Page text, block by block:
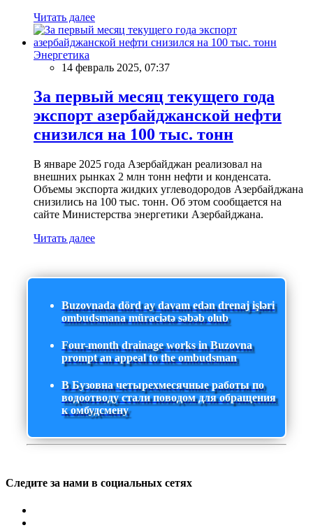
Читать далее
Энергетика
14 февраль 2025, 07:37
За первый месяц текущего года
экспорт азербайджанской нефти
снизился на 100 тыс. тонн
В январе 2025 года Азербайджан реализовал на
внешних рынках 2 млн тонн нефти и конденсата.
Объемы экспорта жидких углеводородов Азербайджана
снизились на 100 тыс. тонн. Об этом сообщается на
сайте Министерства энергетики Азербайджана.
Читать далее
Buzovnada dörd ay davam edən drenaj işləri
ombudsmana müraciətə səbəb olub
Four-month drainage works in Buzovna
prompt an appeal to the ombudsman
В Бузовна четырехмесячные работы по
водоотводу стали поводом для обращения
к омбудсмену
Следите за нами в социальных сетях